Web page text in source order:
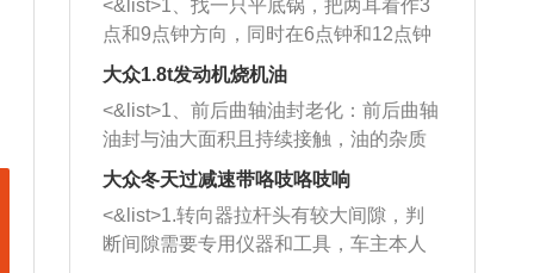
施。 <&list>2、直接利用木棍将所有的
杂物推到排气管里面的位置处，然后将
三元催化器拆解开，就可以将堵塞的东
西取出来。但如果是因为积碳过多引起
的堵塞，就需要将三元催化器泡在草酸
洗剂对堵塞的情况得到解决，将清洗剂
放在燃油箱中，与燃油混合后，车辆启
动时，就可以和汽油一起进入到燃烧
<&list>1、找一只平底锅，把两耳看作3
点和9点钟方向，同时在6点钟和12点钟
方向做一个标记。 <&list>2、双手握住
一圈半的练习，往右同样也要打相同的
圈数。 <&list>3、最后强调要反复练
习，这样就可以形成肌肉记忆，在真实
驾驶车辆时，不需要记忆也能打好方
向。
大众1.8t发动机烧机油
<&list>1、前后曲轴油封老化：前后曲轴
油封与油大面积且持续接触，油的杂质
和发动机内持续温度变化使其密封效果
逐渐减弱，导致渗油或漏油。<&list>2、
活塞间隙过大：积碳会使活塞环与缸体
的间隙扩大，导致机油流入燃烧室中，
大众冬天过减速带咯吱咯吱响
<&list>1.转向器拉杆头有较大间隙，判
断间隙需要专用仪器和工具，车主本人